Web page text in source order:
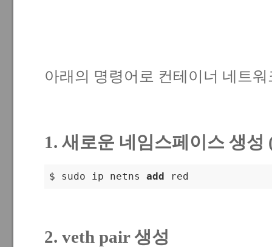
아래의 명령어로 컨테이너 네트
1. 새로운 네임스페이스 생성
$ sudo ip netns add
2. veth pair 생성